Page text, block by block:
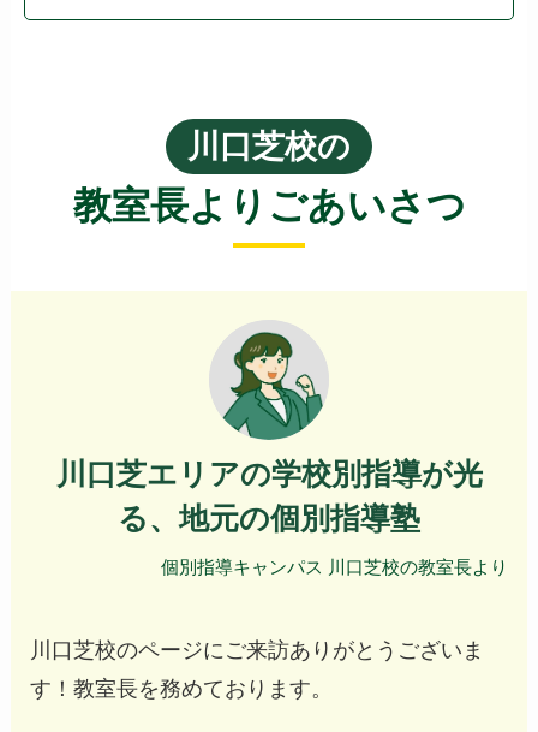
川口芝校の
教室長よりごあいさつ
川口芝エリアの学校別指導が光
る、地元の個別指導塾
個別指導キャンパス 川口芝校の教室長より
川口芝校のページにご来訪ありがとうございま
す！教室長を務めております。